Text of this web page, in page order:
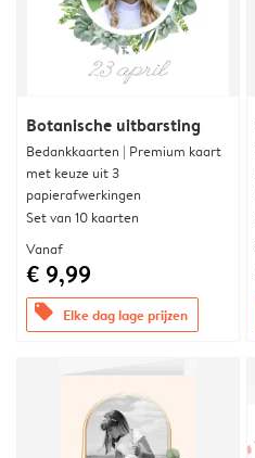
Botanische uitbarsting
Bedankkaarten | Premium kaart
met keuze uit 3
papierafwerkingen
Set van 10 kaarten
Vanaf
€ 9,99
offers Elke dag lage prijzen